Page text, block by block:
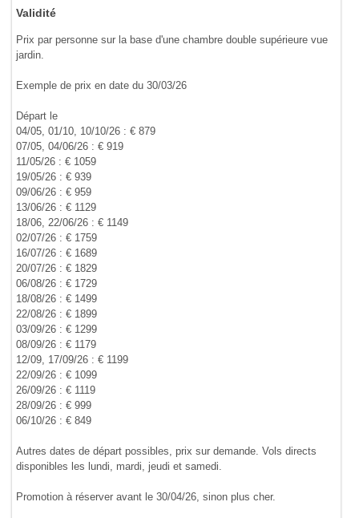
Validité
Prix par personne sur la base d'une chambre double supérieure vue
jardin.
Exemple de prix en date du 30/03/26
Départ le
04/05, 01/10, 10/10/26 : € 879
07/05, 04/06/26 : € 919
11/05/26 : € 1059
19/05/26 : € 939
09/06/26 : € 959
13/06/26 : € 1129
18/06, 22/06/26 : € 1149
02/07/26 : € 1759
16/07/26 : € 1689
20/07/26 : € 1829
06/08/26 : € 1729
18/08/26 : € 1499
22/08/26 : € 1899
03/09/26 : € 1299
08/09/26 : € 1179
12/09, 17/09/26 : € 1199
22/09/26 : € 1099
26/09/26 : € 1119
28/09/26 : € 999
06/10/26 : € 849
Autres dates de départ possibles, prix sur demande. Vols directs
disponibles les lundi, mardi, jeudi et samedi.
Promotion à réserver avant le 30/04/26, sinon plus cher.